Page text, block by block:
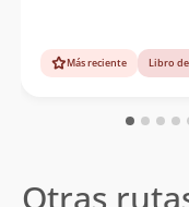
Más reciente Libro
Otras